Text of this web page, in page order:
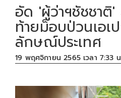
อัด 'ผู้ว่าฯชัชชาติ'
ท้ายม็อบป่วนเอเ
ลักษณ์ประเทศ
19 พฤศจิกายน 2565 เวลา 7:33